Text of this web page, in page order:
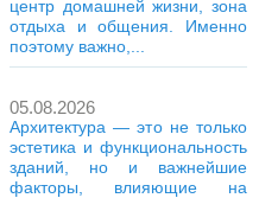
центр домашней жизни, зона
отдыха и общения. Именно
поэтому важно,...
05.08.2026
Архитектура — это не только
эстетика и функциональность
зданий, но и важнейшие
факторы, влияющие на